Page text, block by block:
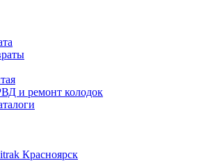
и ремонт колодок
Красноярск